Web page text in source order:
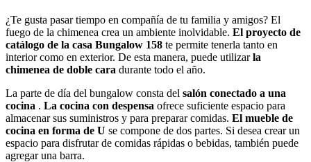
¿Te gusta pasar tiempo en compañía de tu familia y amigos? El
fuego de la chimenea crea un ambiente inolvidable. El proyecto de
catálogo de la casa Bungalow 158 te permite tenerla tanto en
interior como en exterior. De esta manera, puede utilizarla
chimenea de doble cara durante todo el año.
La parte de día del bungalow consta del salón conectado a una
cocina . La cocina con despensa ofrece suficiente espacio para
almacenar sus suministros y para preparar comidas. El mueble de
cocina en forma de U se compone de dos partes. Si desea crear un
espacio para disfrutar de comidas rápidas o bebidas, también puede
agregar una barra.